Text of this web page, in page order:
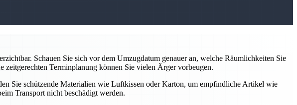
Schauen Sie sich vor dem Umzugdatum genauer an, welche Räumlichkeiten Sie
zeitgerechten Terminplanung können Sie vielen Ärger vorbeugen.
Sie schützende Materialien wie Luftkissen oder Karton, um empfindliche Artikel wie
Transport nicht beschädigt werden.